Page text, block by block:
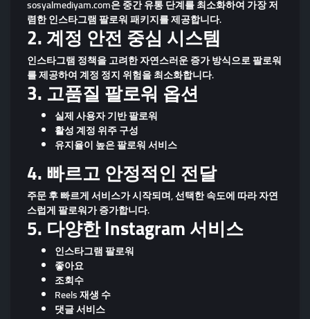
sosyalmediyam.com은 중간 유통 단계를 최소화하여가장 저
렴한 인스타그램 팔로워 패키지를 제공합니다.
2. 계정 안전 중심 시스템
인스타그램 정책을 고려한 자연스러운 증가 방식으로 팔로워
를 제공하여계정 정지 위험을 최소화합니다.
3. 고품질 팔로워 옵션
실제 사용자 기반 팔로워
활성 계정 위주 구성
유지율이 높은 팔로워 서비스
4. 빠르고 안정적인 전달
주문 후 빠르게 서비스가 시작되며, 선택한 속도에 따라 자연
스럽게 팔로워가 증가합니다.
5. 다양한 Instagram 서비스
인스타그램 팔로워
좋아요
조회수
Reels 재생 수
댓글 서비스